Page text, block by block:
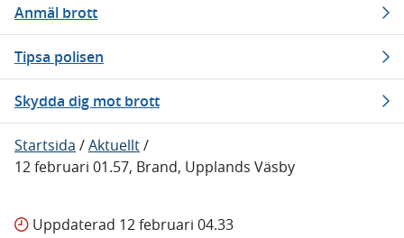
Anmäl brott
Tipsa polisen
Skydda dig mot brott
Startsida /Aktuellt/
12 februari 01.57, Brand, Upplands Väsby
Uppdaterad 12 februari 04.33